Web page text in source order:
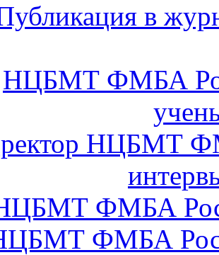
в
НЦБМТ ФМБА
НЦБМТ
ФМБА
ФМБА